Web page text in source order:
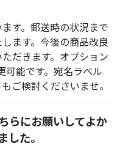
す。郵送時の状況まで
ます。今後の商品改良
だきます。オプション
可能です。宛名ラベル
ご検討くださいませ。
らにお願いしてよか
した。